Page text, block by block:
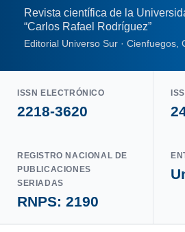
Revista científica de la
“Carlos Rafael Rodríguez”
Editorial Universo Sur · Cienfuegos,
ISSN ELECTRÓNICO
2218-3620
REGISTRO NACIONAL DE
PUBLICACIONES
SERIADAS
RNPS: 2190